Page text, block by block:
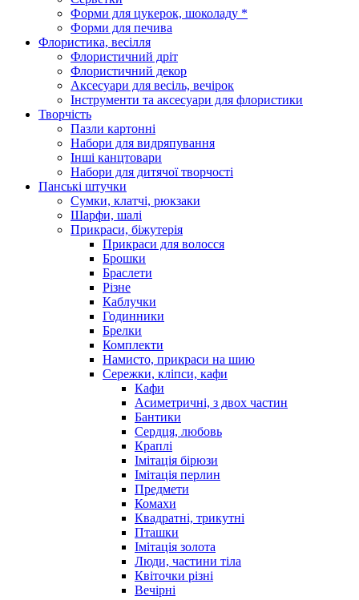
Форми для цукерок, шоколаду *
Форми для печива
Флористика, весілля
Флористичний дріт
Флористичний декор
Аксесуари для весіль, вечірок
Інструменти та аксесуари для флористики
Творчість
Пазли картонні
Набори для видряпування
Інші канцтовари
Набори для дитячої творчості
Панські штучки
Сумки, клатчі, рюкзаки
Шарфи, шалі
Прикраси, біжутерія
Прикраси для волосся
Брошки
Браслети
Різне
Каблучки
Годинники
Брелки
Комплекти
Намисто, прикраси на шию
Сережки, кліпси, кафи
Кафи
Асиметричні, з двох частин
Бантики
Сердця, любовь
Краплі
Імітація бірюзи
Імітація перлин
Предмети
Комахи
Квадратні, трикутні
Пташки
Імітація золота
Люди, частини тіла
Квіточки різні
Вечірні